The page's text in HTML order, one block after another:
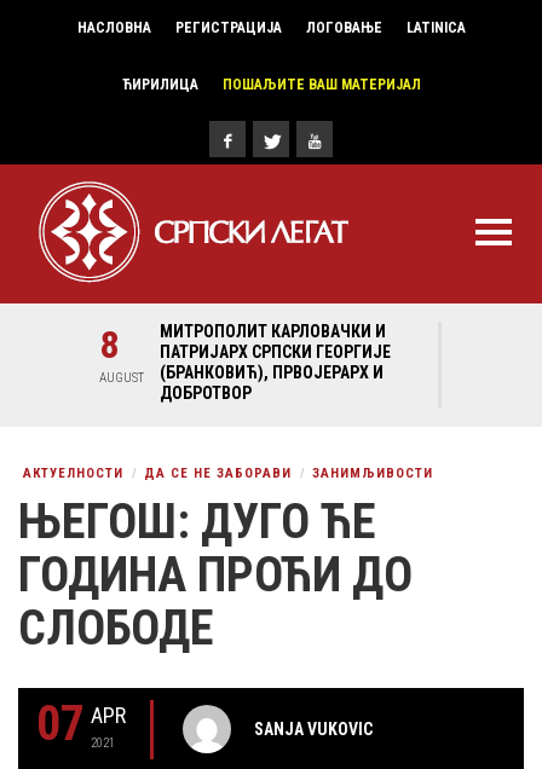
НАСЛОВНА РЕГИСТРАЦИЈА ЛОГОВАЊЕ LATINICA
ЋИРИЛИЦА ПОШАЉИТЕ ВАШ МАТЕРИЈАЛ
8
AUGUST
МИТРОПОЛИТ КАРЛОВАЧКИ И
ПАТРИЈАРХ СРПСКИ ГЕОРГИЈЕ
(БРАНКОВИЋ), ПРВОЈЕРАРХ И
ДОБРОТВОР
АКТУЕЛНОСТИ ДА СЕ НЕ ЗАБОРАВИ ЗАНИМЉИВОСТИ
ЊЕГОШ: ДУГО ЋЕ
ГОДИНА ПРОЋИ ДО
СЛОБОДЕ
07 APR
2021
SANJA VUKOVIC